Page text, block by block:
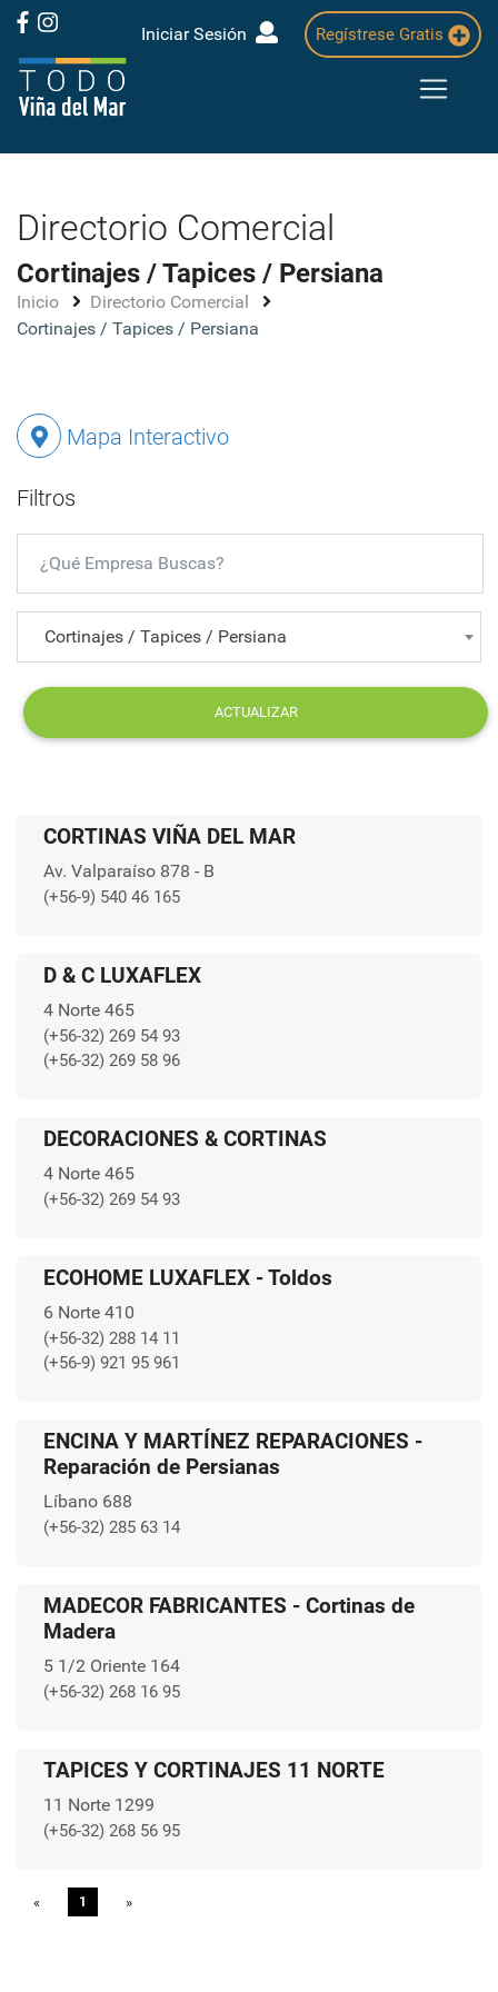
Iniciar Sesión Regístrese Gratis
Directorio Comercial
Cortinajes / Tapices / Persiana
Inicio
Directorio Comercial
Cortinajes / Tapices / Persiana
Mapa Interactivo
Filtros
Cortinajes / Tapices / Persiana
ACTUALIZAR
CORTINAS VIÑA DEL MAR
Av. Valparaíso 878 - B
(+56-9) 540 46 165
D & C LUXAFLEX
4 Norte 465
(+56-32) 269 54 93
(+56-32) 269 58 96
DECORACIONES & CORTINAS
4 Norte 465
(+56-32) 269 54 93
ECOHOME LUXAFLEX - Toldos
6 Norte 410
(+56-32) 288 14 11
(+56-9) 921 95 961
ENCINA Y MARTÍNEZ REPARACIONES -
Reparación de Persianas
Líbano 688
(+56-32) 285 63 14
MADECOR FABRICANTES - Cortinas de
Madera
5 1/2 Oriente 164
(+56-32) 268 16 95
TAPICES Y CORTINAJES 11 NORTE
11 Norte 1299
(+56-32) 268 56 95
« Previous
1 »